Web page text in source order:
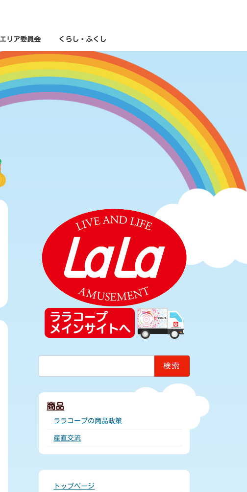
エリア委員会 くらし・ふくし
検
商品
ララコープの商品政策
産直交流
トップページ